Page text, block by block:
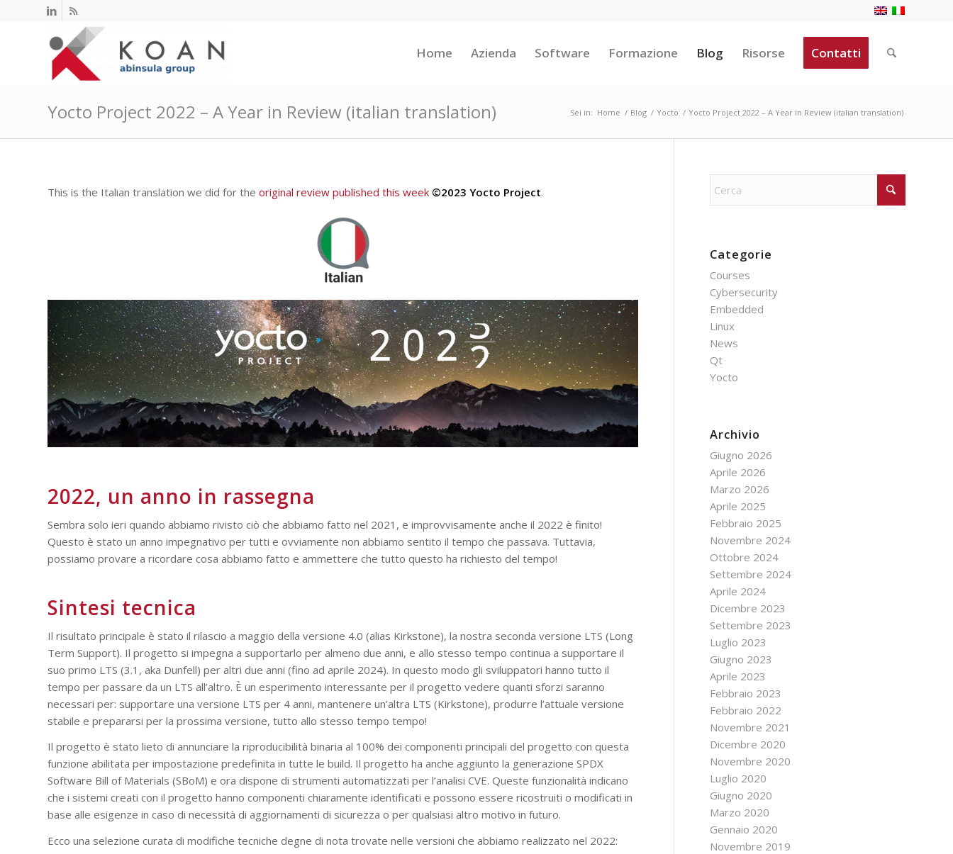
Home Azienda Software Formazione Blog Risorse Contatti
Yocto Project 2022 – A Year in Review (italian translation) Sei in: Home / Blog / Yocto / Yocto Project 2022 – A Year in Review (italian translation)
This is the Italian translation we did for the original review published this week ©2023 Yocto Project.
2022, un anno in rassegna
Sembra solo ieri quando abbiamo rivisto ciò che abbiamo fatto nel 2021, e improvvisamente anche il 2022 è finito!
Questo è stato un anno impegnativo per tutti e ovviamente non abbiamo sentito il tempo che passava. Tuttavia,
possiamo provare a ricordare cosa abbiamo fatto e ammettere che tutto questo ha richiesto del tempo!
Sintesi tecnica
Il risultato principale è stato il rilascio a maggio della versione 4.0 (alias Kirkstone), la nostra seconda versione LTS (Long
Term Support). Il progetto si impegna a supportarlo per almeno due anni, e allo stesso tempo continua a supportare il
suo primo LTS (3.1, aka Dunfell) per altri due anni (fino ad aprile 2024). In questo modo gli sviluppatori hanno tutto il
tempo per passare da un LTS all’altro. È un esperimento interessante per il progetto vedere quanti sforzi saranno
necessari per: supportare una versione LTS per 4 anni, mantenere un’altra LTS (Kirkstone), produrre l’attuale versione
stabile e prepararsi per la prossima versione, tutto allo stesso tempo tempo!
Il progetto è stato lieto di annunciare la riproducibilità binaria al 100% dei componenti principali del progetto con questa
funzione abilitata per impostazione predefinita in tutte le build. Il progetto ha anche aggiunto la generazione SPDX
Software Bill of Materials (SBoM) e ora dispone di strumenti automatizzati per l’analisi CVE. Queste funzionalità indicano
che i sistemi creati con il progetto hanno componenti chiaramente identificati e possono essere ricostruiti o modificati in
base alle esigenze in caso di necessità di aggiornamenti di sicurezza o per qualsiasi altro motivo in futuro.
Ecco una selezione curata di modifiche tecniche degne di nota trovate nelle versioni che abbiamo realizzato nel 2022:
Categorie
Courses
Cybersecurity
Embedded
Linux
News
Qt
Yocto
Archivio
Giugno 2026
Aprile 2026
Marzo 2026
Aprile 2025
Febbraio 2025
Novembre 2024
Ottobre 2024
Settembre 2024
Aprile 2024
Dicembre 2023
Settembre 2023
Luglio 2023
Giugno 2023
Aprile 2023
Febbraio 2023
Febbraio 2022
Novembre 2021
Dicembre 2020
Novembre 2020
Luglio 2020
Giugno 2020
Marzo 2020
Gennaio 2020
Novembre 2019